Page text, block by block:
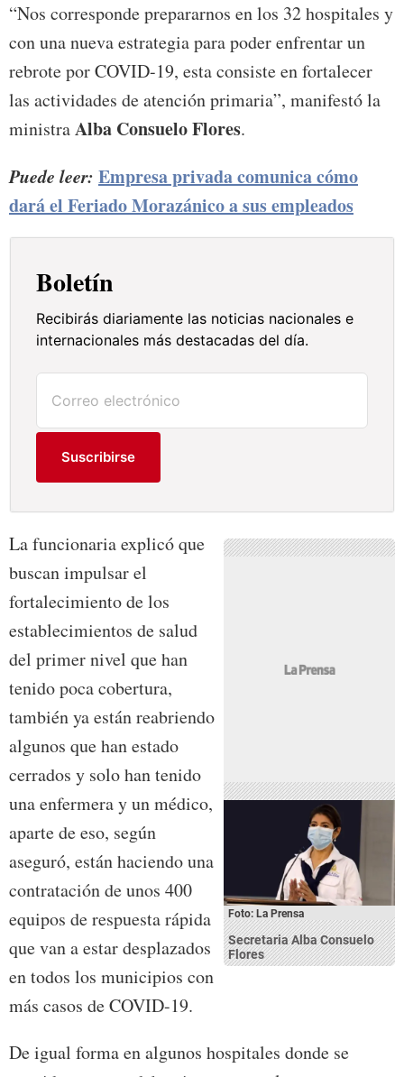
“Nos corresponde prepararnos en los 32 hospitales y
con una nueva estrategia para poder enfrentar un
rebrote por COVID-19, esta consiste en fortalecer
las actividades de atención primaria”, manifestó la
ministraAlba Consuelo Flores.
Puede leer: Empresa privada comunica cómo
dará el Feriado Morazánico a sus empleados
Boletín
Recibirás diariamente las noticias nacionales e
internacionales más destacadas del día.
Suscribirse
Foto: La Prensa
Secretaria Alba Consuelo
Flores
La funcionaria explicó que
buscan impulsar el
fortalecimiento de los
establecimientos de salud
del primer nivel que han
tenido poca cobertura,
también ya están reabriendo
algunos que han estado
cerrados y solo han tenido
una enfermera y un médico,
aparte de eso, según
aseguró, están haciendo una
contratación de unos 400
equipos de respuesta rápida
que van a estar desplazados
en todos los municipios con
más casos de COVID-19.
De igual forma en algunos hospitales donde se